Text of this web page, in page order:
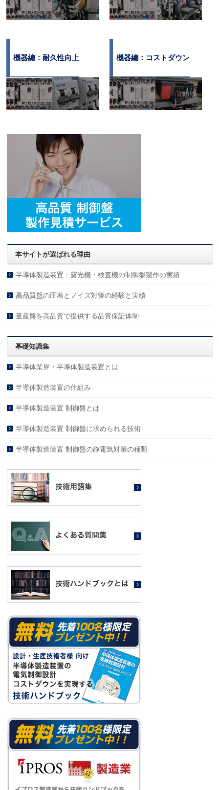
機器編：耐久性向上 機器編：コストダウン
本サイトが選ばれる理由
半導体製造装置：露光機・検査機の制御盤製作の実績
高品質盤の圧着とノイズ対策の経験と実績
量産盤を高品質で提供する品質保証体制
基礎知識集
半導体業界・半導体製造装置とは
半導体製造装置の仕組み
半導体製造装置 制御盤とは
半導体製造装置 制御盤に求められる技術
半導体製造装置 制御盤の静電気対策の種類